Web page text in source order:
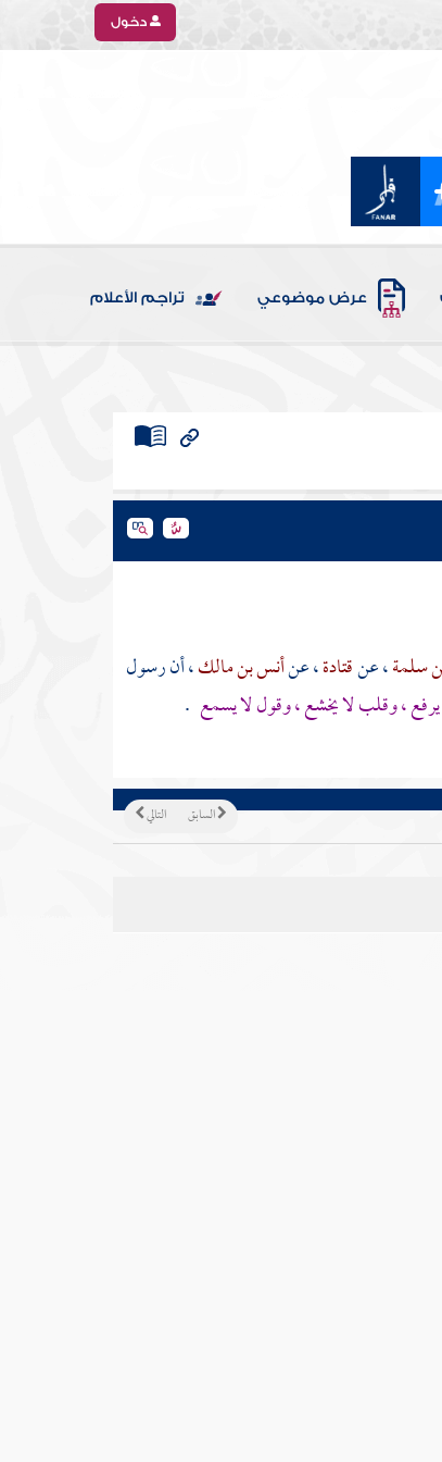
دخول
عرض موضوعي تراجم الأعلام
سلمة، عنقتادة، عنأنس بن مالك، أن رسول
، وقلب لا يخشع ، وقول لا يسمع .
التالي السابق